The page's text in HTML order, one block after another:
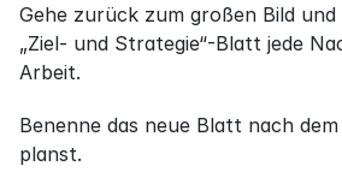
Gehe zurück zum großen Bild und
„Ziel- und Strategie“-Blatt jede
Arbeit.
Benenne das neue Blatt nach
planst.